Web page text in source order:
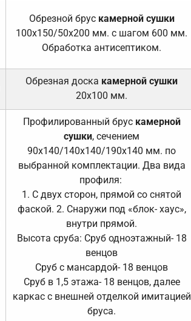
Обрезной брус камерной сушки
100х150/50х200 мм. с шагом 600 мм.
Обработка антисептиком.
Обрезная доска камерной сушки
20х100 мм.
Профилированный брус камерной
сушки, сечением
90х140/140х140/190х140 мм. по
выбранной комплектации. Два вида
профиля:
1. С двух сторон, прямой со снятой
фаской. 2. Снаружи под «блок- хаус»,
внутри прямой.
Высота сруба: Сруб одноэтажный- 18
венцов
Сруб с мансардой- 18 венцов
Сруб в 1,5 этажа- 18 венцов, далее
каркас с внешней отделкой имитацией
бруса.